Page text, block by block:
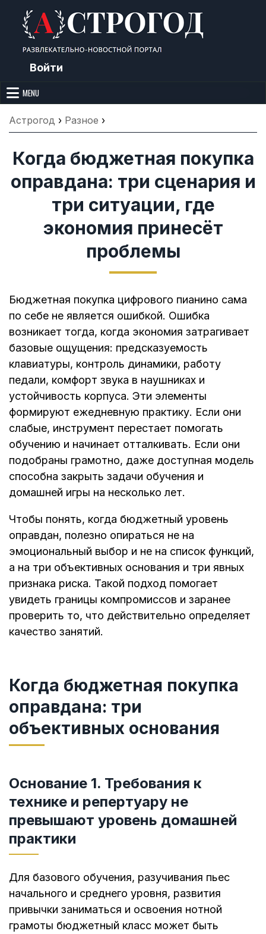
content
Войти
Астрогод: Праздники сегодня,
Лунный календарь, Приметы,
Что нельзя делать, Гороскопы и
Сонник
приметы, точный гороскоп и толкование снов. Читайте, что можно и
MENU
Астрогод › Разное ›
Когда бюджетная покупка
оправдана: три сценария и
три ситуации, где
экономия принесёт
проблемы
Бюджетная покупка цифрового пианино сама
по себе не является ошибкой. Ошибка
возникает тогда, когда экономия затрагивает
базовые ощущения: предсказуемость
клавиатуры, контроль динамики, работу
педали, комфорт звука в наушниках и
устойчивость корпуса. Эти элементы
формируют ежедневную практику. Если они
слабые, инструмент перестает помогать
обучению и начинает отталкивать. Если они
подобраны грамотно, даже доступная модель
способна закрыть задачи обучения и
домашней игры на несколько лет.
Чтобы понять, когда бюджетный уровень
оправдан, полезно опираться не на
эмоциональный выбор и не на список функций,
а на три объективных основания и три явных
признака риска. Такой подход помогает
увидеть границы компромиссов и заранее
проверить то, что действительно определяет
качество занятий.
Когда бюджетная покупка
оправдана: три
объективных основания
Основание 1. Требования к
технике и репертуару не
превышают уровень домашней
практики
Для базового обучения, разучивания пьес
начального и среднего уровня, развития
привычки заниматься и освоения нотной
грамоты бюджетный класс может быть